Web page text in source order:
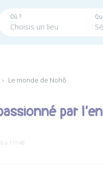
Où ?
› Le monde de Nohô
par
à 11h48